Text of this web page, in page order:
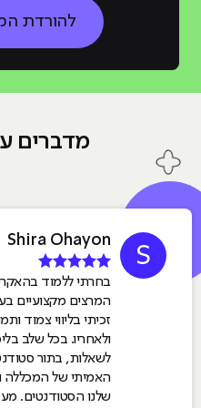
להורדת
מדברים
S
Shira Ohayon
בחרתי ללמוד
המרצים מקצועיים
זכיתי בליווי צמוד
ולאחריו. בכל שלב
לשאלות, בתור
האמיתי של המכללה
שלנו הסטודנטים.